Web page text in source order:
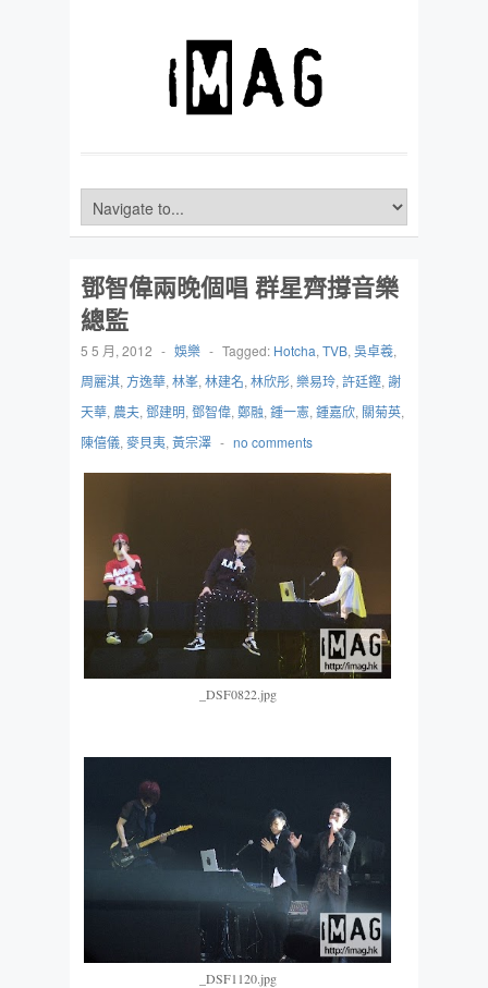
鄧智偉兩晚個唱 群星齊撐音樂
總監
5 5 月, 2012 - 娛樂 - Tagged: Hotcha, TVB, 吳卓羲,
周麗淇, 方逸華, 林峯, 林建名, 林欣彤, 樂易玲, 許廷鏗, 謝
天華, 農夫, 鄧建明, 鄧智偉, 鄭融, 鍾一憲, 鍾嘉欣, 關菊英,
陳僖儀, 麥貝夷, 黃宗澤 - no comments
_DSF0822.jpg
_DSF1120.jpg